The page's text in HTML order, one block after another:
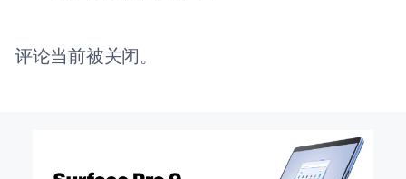
评论当前被关闭。